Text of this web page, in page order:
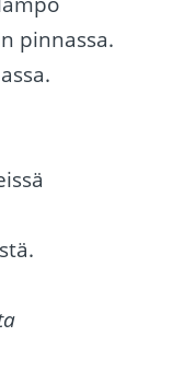
pinnassa.